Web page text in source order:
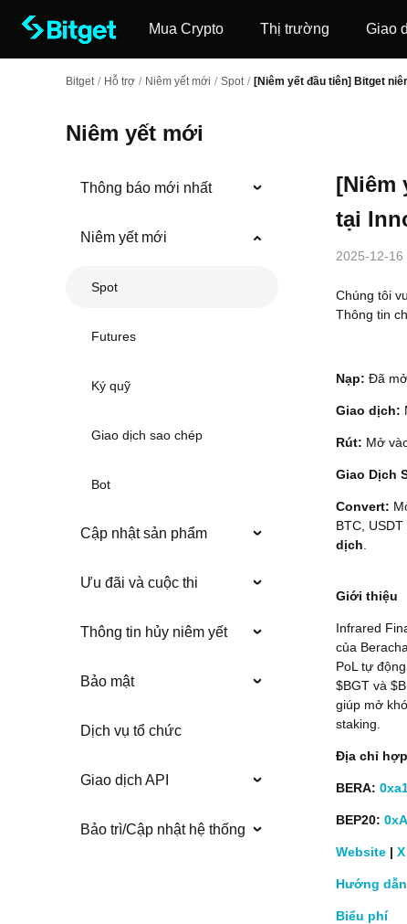
Mua Crypto Thị trường Giao
Bitget / Hỗ trợ / Niêm yết mới / Spot / [Niêm yết đầu tiên] Bitget
Niêm yết mới
Thông báo mới nhất
Niêm yết mới
Spot
Futures
Ký quỹ
Giao dịch sao chép
Bot
Cập nhật sản phẩm
Ưu đãi và cuộc thi
Thông tin hủy niêm yết
Bảo mật
Dịch vụ tổ chức
Giao dịch API
Bảo trì/Cập nhật hệ thống
[Niêm
tại
2025-12-16
Chúng tôi
Thông tin
Nạp: Đã mở
Giao dịch:
Rút: Mở
Giao Dịch
Convert:
BTC,
dịch
Giới thiệu
Infrared
của
PoL tự
$BGT và
giúp mở
staking.
Địa chỉ
BERA:
BEP20:
Website | X
Hướng
Biểu phí